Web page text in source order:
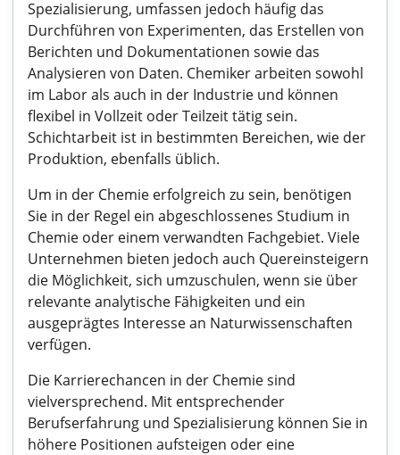
Spezialisierung, umfassen jedoch häufig das
Durchführen von Experimenten, das Erstellen von
Berichten und Dokumentationen sowie das
Analysieren von Daten. Chemiker arbeiten sowohl
im Labor als auch in der Industrie und können
flexibel in Vollzeit oder Teilzeit tätig sein.
Schichtarbeit ist in bestimmten Bereichen, wie der
Produktion, ebenfalls üblich.
Um in der Chemie erfolgreich zu sein, benötigen
Sie in der Regel ein abgeschlossenes Studium in
Chemie oder einem verwandten Fachgebiet. Viele
Unternehmen bieten jedoch auch Quereinsteigern
die Möglichkeit, sich umzuschulen, wenn sie über
relevante analytische Fähigkeiten und ein
ausgeprägtes Interesse an Naturwissenschaften
verfügen.
Die Karrierechancen in der Chemie sind
vielversprechend. Mit entsprechender
Berufserfahrung und Spezialisierung können Sie in
höhere Positionen aufsteigen oder eine